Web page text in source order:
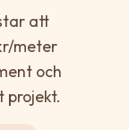
att
meter
och
projekt.